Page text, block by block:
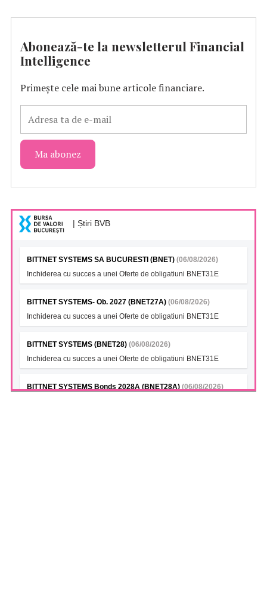
Abonează-te la newsletterul Financial
Intelligence
Primește cele mai bune articole financiare.
| Știri BVB
BITTNET SYSTEMS SA BUCURESTI (BNET) (06/08/2026)
Inchiderea cu succes a unei Oferte de obligatiuni BNET31E
BITTNET SYSTEMS- Ob. 2027 (BNET27A) (06/08/2026)
Inchiderea cu succes a unei Oferte de obligatiuni BNET31E
BITTNET SYSTEMS (BNET28) (06/08/2026)
Inchiderea cu succes a unei Oferte de obligatiuni BNET31E
BITTNET SYSTEMS Bonds 2028A (BNET28A) (06/08/2026)